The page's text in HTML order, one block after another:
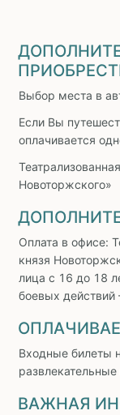
Выбор места в
Если Вы
оплачивается
Новоторжского»
Оплата в офисе:
князя
лица с 16 до 18
боевых
Входные билеты
ВАЖНАЯ